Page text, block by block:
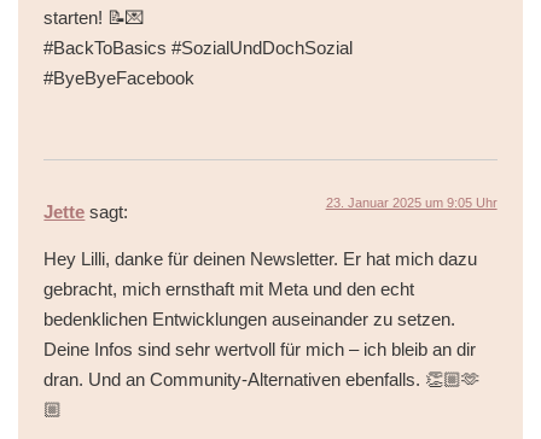
starten! 📝💌
#BackToBasics #SozialUndDochSozial
#ByeByeFacebook
Jette sagt: 23. Januar 2025 um 9:05 Uhr
Hey Lilli, danke für deinen Newsletter. Er hat mich dazu
gebracht, mich ernsthaft mit Meta und den echt
bedenklichen Entwicklungen auseinander zu setzen.
Deine Infos sind sehr wertvoll für mich – ich bleib an dir
dran. Und an Community-Alternativen ebenfalls. 👏🏼🫶
🏼